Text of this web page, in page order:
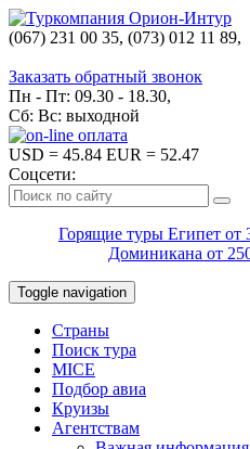
(067) 231 00 35, (073) 012 11 89,
Заказать обратный звонок
Пн - Пт: 09.30 - 18.30,
Сб: Вс: выходной
USD = 45.84 EUR = 52.47
Соцсети:
Горящие туры Египет от
Доминикана от
Toggle navigation
Страны
Поиск тура
MICE
Подбор авиа
Круизы
Агентствам